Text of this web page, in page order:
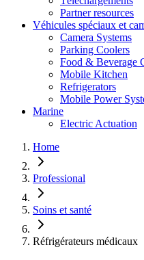
Partner resources
Véhicules spéciaux et
Camera Systems
Parking Coolers
Food & Beverage
Mobile Kitchen
Refrigerators
Mobile Power
Marine
Electric Actuation
Home
Professional
Soins et santé
Réfrigérateurs médicaux